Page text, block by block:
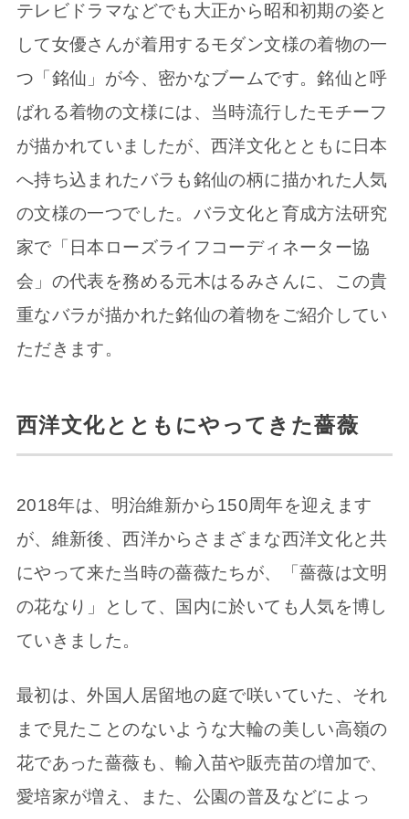
テレビドラマなどでも大正から昭和初期の姿と
して女優さんが着用するモダン文様の着物の一
つ「銘仙」が今、密かなブームです。銘仙と呼
ばれる着物の文様には、当時流行したモチーフ
が描かれていましたが、西洋文化とともに日本
へ持ち込まれたバラも銘仙の柄に描かれた人気
の文様の一つでした。バラ文化と育成方法研究
家で「日本ローズライフコーディネーター協
会」の代表を務める元木はるみさんに、この貴
重なバラが描かれた銘仙の着物をご紹介してい
ただきます。
西洋文化とともにやってきた薔薇
2018年は、明治維新から150周年を迎えます
が、維新後、西洋からさまざまな西洋文化と共
にやって来た当時の薔薇たちが、「薔薇は文明
の花なり」として、国内に於いても人気を博し
ていきました。
最初は、外国人居留地の庭で咲いていた、それ
まで見たことのないような大輪の美しい高嶺の
花であった薔薇も、輸入苗や販売苗の増加で、
愛培家が増え、また、公園の普及などによっ